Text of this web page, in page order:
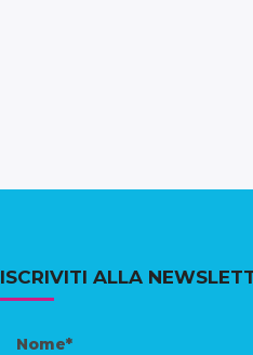
ISCRIVITI ALLA
Nome*